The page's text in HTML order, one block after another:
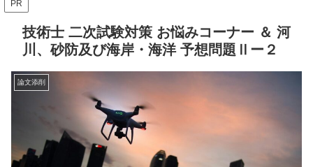
PR
技術士 二次試験対策 お悩みコーナー ＆ 河
川、砂防及び海岸・海洋 予想問題Ⅱー２
論文添削